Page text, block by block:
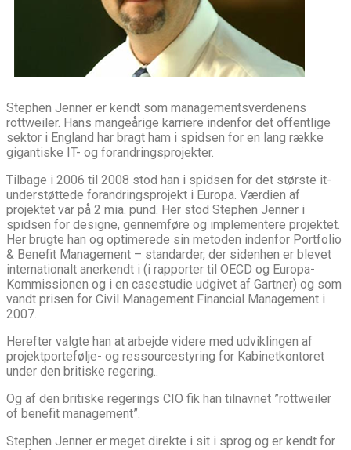
Stephen Jenner er kendt som managementsverdenens
rottweiler. Hans mangeårige karriere indenfor det offentlige
sektor i England har bragt ham i spidsen for en lang række
gigantiske IT- og forandringsprojekter.
Tilbage i 2006 til 2008 stod han i spidsen for det største it-
understøttede forandringsprojekt i Europa. Værdien af
projektet var på 2 mia. pund. Her stod Stephen Jenner i
spidsen for designe, gennemføre og implementere projektet.
Her brugte han og optimerede sin metoden indenfor Portfolio
& Benefit Management – standarder, der sidenhen er blevet
internationalt anerkendt i (i rapporter til OECD og Europa-
Kommissionen og i en casestudie udgivet af Gartner) og som
vandt prisen for Civil Management Financial Management i
2007.
Herefter valgte han at arbejde videre med udviklingen af
projektportefølje- og ressourcestyring for Kabinetkontoret
under den britiske regering..
Og af den britiske regerings CIO fik han tilnavnet ”rottweiler
of benefit management”.
Stephen Jenner er meget direkte i sit i sprog og er kendt for